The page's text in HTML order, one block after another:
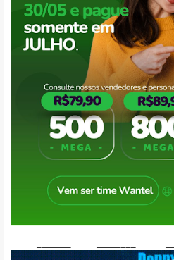
------_______------________-------___